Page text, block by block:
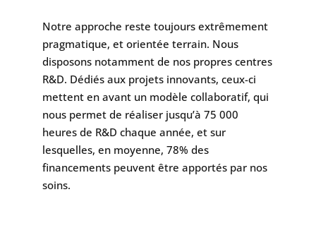
Notre approche reste toujours extrêmement
pragmatique, et orientée terrain. Nous
disposons notamment de nos propres centres
R&D. Dédiés aux projets innovants, ceux-ci
mettent en avant un modèle collaboratif, qui
nous permet de réaliser jusqu’à 75 000
heures de R&D chaque année, et sur
lesquelles, en moyenne, 78% des
financements peuvent être apportés par nos
soins.